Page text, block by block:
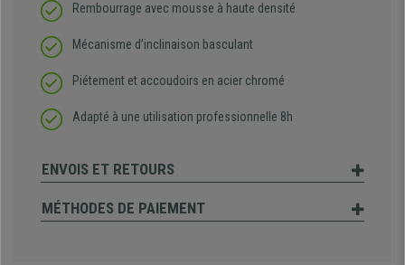
Rembourrage avec mousse à haute densité
Mécanisme d’inclinaison basculant
Piétement et accoudoirs en acier chromé
Adapté à une utilisation professionnelle 8h
ENVOIS ET RETOURS
MÉTHODES DE PAIEMENT